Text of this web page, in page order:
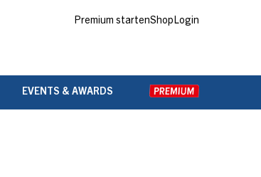
Premium startenShopLogin
EVENTS & AWARDS